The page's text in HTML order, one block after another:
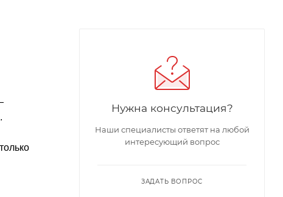
Нужна консультация?
Наши специалисты ответят на любой
интересующий вопрос
ЗАДАТЬ ВОПРОС